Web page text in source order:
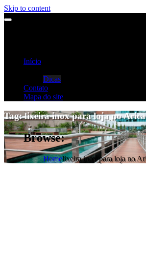
Skip to content
Início
Dicas
Contato
Mapa do site
Tag:lixeira inox para loja no
Browse:
Homelixeira inox para loja no